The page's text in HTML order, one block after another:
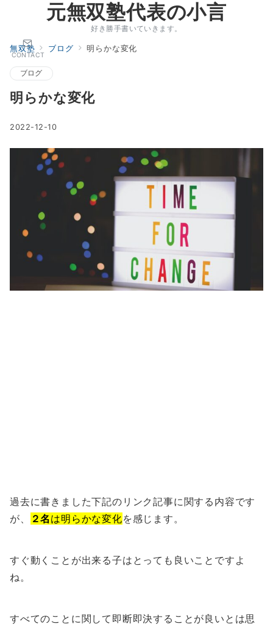
元無双塾代表の小言
好き勝手書いていきます。
CONTACT
無双塾 ブログ 明らかな変化
ブログ
明らかな変化
2022-12-10
過去に書きました下記のリンク記事に関する内容です
が、
２名 は明らかな変化を感じます。
すぐ動くことが出来る子はとっても良いことですよ
ね。
すべてのことに関して即断即決することが良いとは思